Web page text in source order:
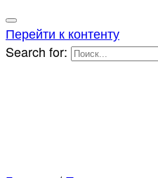
Перейти к контенту
Search for: